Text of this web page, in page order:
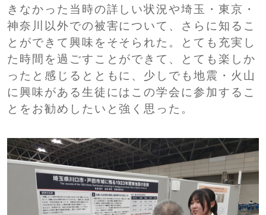
きなかった当時の詳しい状況や埼玉・東京・
神奈川以外での被害について、さらに知るこ
とができて興味をそそられた。とても充実し
た時間を過ごすことができて、とても楽しか
ったと感じるとともに、少しでも地震・火山
に興味がある生徒にはこの学会に参加するこ
とをお勧めしたいと強く思った。